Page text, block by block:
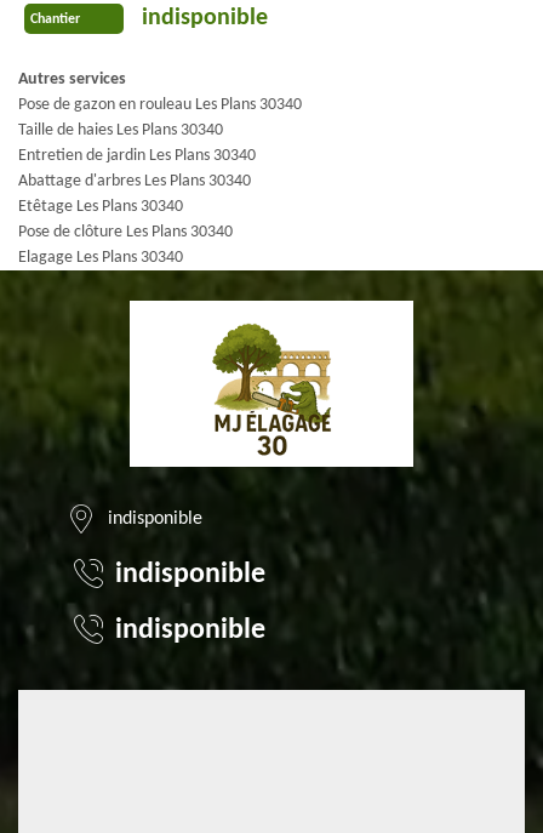
Chantier indisponible
Autres services
Pose de gazon en rouleau Les Plans 30340
Taille de haies Les Plans 30340
Entretien de jardin Les Plans 30340
Abattage d'arbres Les Plans 30340
Etêtage Les Plans 30340
Pose de clôture Les Plans 30340
Elagage Les Plans 30340
indisponible
indisponible
indisponible